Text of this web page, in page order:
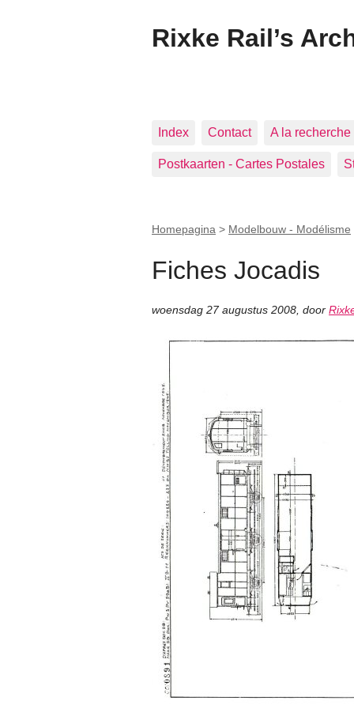
Rixke Rail’s
Index Contact A la recherche
Postkaarten - Cartes Postales
Homepagina > Modelbouw - Modélisme
Fiches Jocadis
woensdag 27 augustus 2008 door